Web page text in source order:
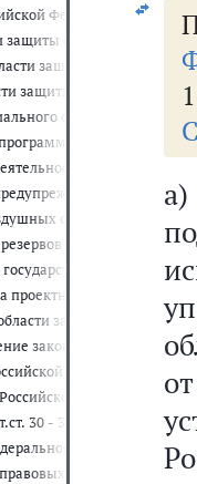
Федерации,
защиты от чрезвычайных
защиты от
защиты населения и
обеспечения
органов
и
судов
финансовых и
надзор
проектной
защиты населения
законодательства
Федерации в
Федерации
30 - 31)
закона в силу
актов в